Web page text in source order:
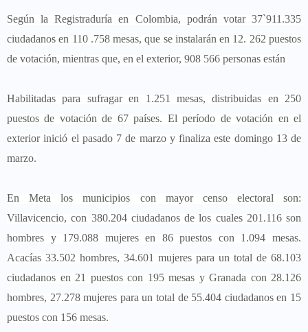
Según la Registraduría en Colombia, podrán votar 37`911.335
ciudadanos en 110 .758 mesas, que se instalarán en 12. 262 puestos
de votación, mientras que, en el exterior, 908 566 personas están
Habilitadas para sufragar en 1.251 mesas, distribuidas en 250
puestos de votación de 67 países. El período de votación en el
exterior inició el pasado 7 de marzo y finaliza este domingo 13 de
marzo.
En Meta los municipios con mayor censo electoral son:
Villavicencio, con 380.204 ciudadanos de los cuales 201.116 son
hombres y 179.088 mujeres en 86 puestos con 1.094 mesas.
Acacías 33.502 hombres, 34.601 mujeres para un total de 68.103
ciudadanos en 21 puestos con 195 mesas y Granada con 28.126
hombres, 27.278 mujeres para un total de 55.404 ciudadanos en 15
puestos con 156 mesas.